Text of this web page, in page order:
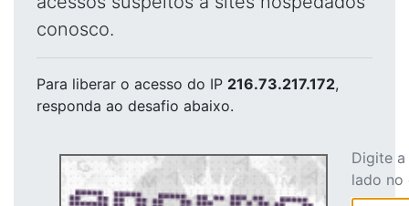
conosco.
Para liberar o acesso do IP 216.73.217.172,
responda ao desafio abaixo.
Digite
lado no